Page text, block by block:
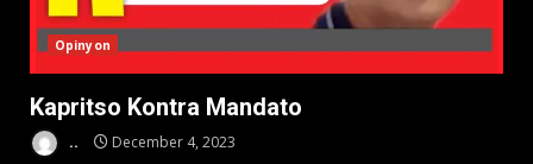
Opinyon
Kapritso Kontra Mandato
.. December 4, 2023